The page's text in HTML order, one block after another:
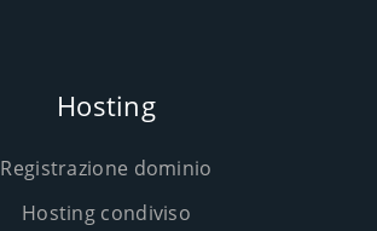
Hosting
Registrazione dominio
Hosting condiviso